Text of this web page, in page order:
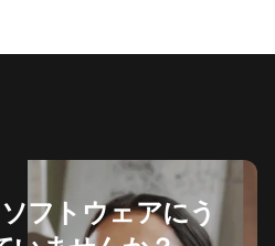
フトウェアにう